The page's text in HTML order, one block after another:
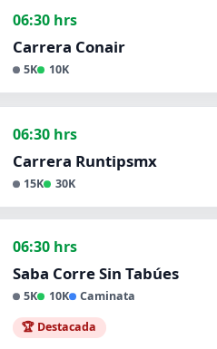
06:30 hrs
Carrera Conair
5K 10K
06:30 hrs
Carrera Runtipsmx
15K 30K
06:30 hrs
Saba Corre Sin Tabúes
5K 10K Caminata
🏆 Destacada